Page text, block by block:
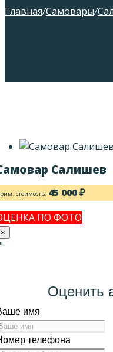
Главная/Самовары/
Салишев
стоимость: 45 000₽
ПО ФОТО
×
Оценить
имя
телефона